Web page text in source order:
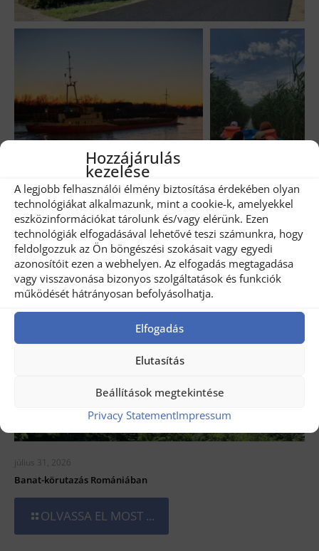
Hozzájárulás
kezelése
A legjobb felhasználói élmény biztosítása érdekében olyan
technológiákat alkalmazunk, mint a cookie-k, amelyekkel
eszközinformációkat tárolunk és/vagy elérünk. Ezen
technológiák elfogadásával lehetővé teszi számunkra, hogy
feldolgozzuk az Ön böngészési szokásait vagy egyedi
azonosítóit ezen a webhelyen. Az elfogadás megtagadása
vagy visszavonása bizonyos szolgáltatások és funkciók
működését hátrányosan befolyásolhatja.
Elfogadás
Elutasítás
Beállítások megtekintése
Privacy StatementImpressum
Share
Related posts
július 31, 2026
Banat-körutazás Romániában
OLVASSA EL MOST ...